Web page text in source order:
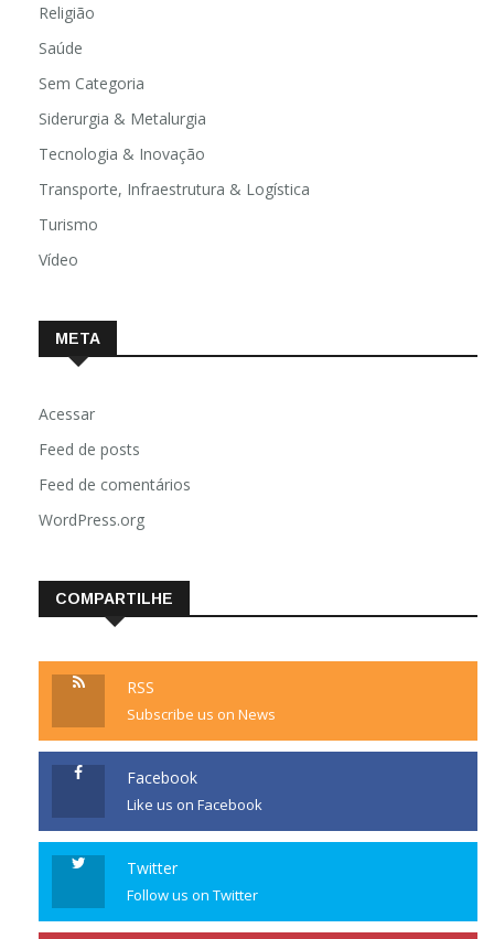
Religião
Saúde
Sem Categoria
Siderurgia & Metalurgia
Tecnologia & Inovação
Transporte, Infraestrutura & Logística
Turismo
Vídeo
META
Acessar
Feed de posts
Feed de comentários
WordPress.org
COMPARTILHE
RSS
Subscribe us on News
Facebook
Like us on Facebook
Twitter
Follow us on Twitter